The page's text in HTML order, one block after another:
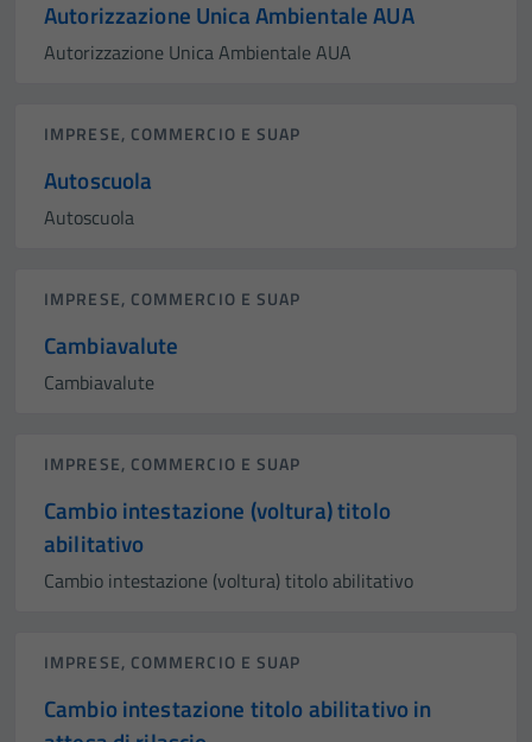
Autorizzazione Unica Ambientale AUA
Autorizzazione Unica Ambientale AUA
IMPRESE, COMMERCIO E SUAP
Autoscuola
Autoscuola
IMPRESE, COMMERCIO E SUAP
Cambiavalute
Cambiavalute
IMPRESE, COMMERCIO E SUAP
Cambio intestazione (voltura) titolo
abilitativo
Cambio intestazione (voltura) titolo abilitativo
IMPRESE, COMMERCIO E SUAP
Cambio intestazione titolo abilitativo in